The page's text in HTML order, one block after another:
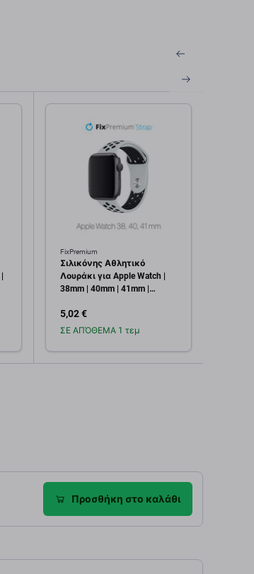
FixPremium
Σιλικόνης Αθλητικό
Λουράκι για Apple Watch |
38mm | 40mm | 41mm |
5,02 €
ΣΕ ΑΠΌΘΕΜΑ 1 τεμ
Προσθήκη στο καλάθι